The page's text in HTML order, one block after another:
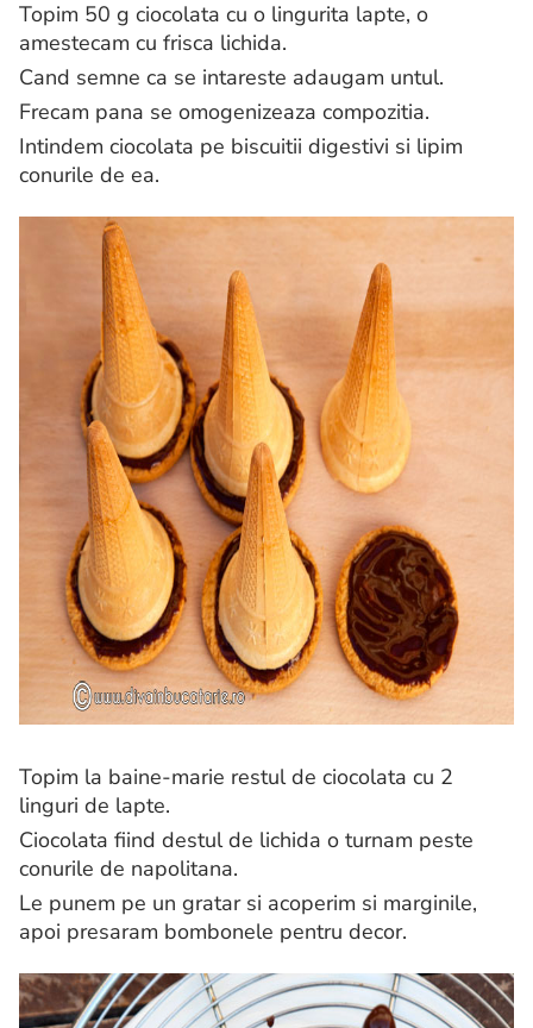
Topim 50 g ciocolata cu o lingurita lapte, o
amestecam cu frisca lichida.
Cand semne ca se intareste adaugam untul.
Frecam pana se omogenizeaza compozitia.
Intindem ciocolata pe biscuitii digestivi si lipim
conurile de ea.
Topim la baine-marie restul de ciocolata cu 2
linguri de lapte.
Ciocolata fiind destul de lichida o turnam peste
conurile de napolitana.
Le punem pe un gratar si acoperim si marginile,
apoi presaram bombonele pentru decor.